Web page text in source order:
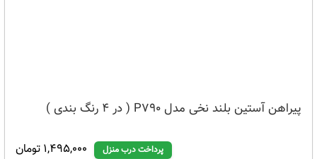
پیراهن آستین بلند نخی مدل P790 ( در 4 رنگ بندی )
1,495,000 تومان پرداخت درب منزل